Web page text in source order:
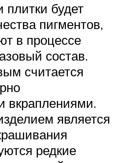
плитки будет
пигментов,
в процессе
состав.
считается
вкраплениями.
является
редкие